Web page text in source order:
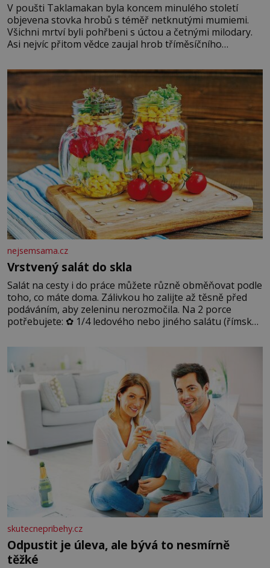
V poušti Taklamakan byla koncem minulého století
objevena stovka hrobů s téměř netknutými mumiemi.
Všichni mrtví byli pohřbeni s úctou a četnými milodary.
Asi nejvíc přitom vědce zaujal hrob tříměsíčního
blonďaté vlásky. Fakt, že jsou těla dávných lidí nesmírně
dobře zachovalá, přičítají odborníci zdejším klimatickým
podmínkám. Sucho, prosolené písky a extrémně
nejsemsama.cz
Vrstvený salát do skla
Salát na cesty i do práce můžete různě obměňovat podle
toho, co máte doma. Zálivkou ho zalijte až těsně před
podáváním, aby zeleninu nerozmočila. Na 2 porce
potřebujete: ✿ 1/4 ledového nebo jiného salátu (římský
okurky ✿ 2 rajčata Zálivka: ✿ 4 lžíce olivového oleje ✿ 1
lžíci citronové šťávy ✿ ½ stroužku
skutecnepribehy.cz
Odpustit je úleva, ale bývá to nesmírně
těžké